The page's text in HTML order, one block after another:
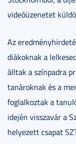
videóüzenetet
Az
diákoknak a
álltak a színpadra
tanároknak és a
foglalkoztak a
idején visszavár a
helyezett csapat